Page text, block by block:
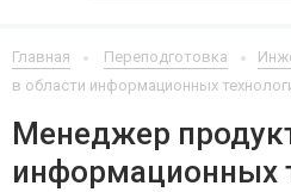
Главная Переподготовка
в области информационных
Менеджер
информационных